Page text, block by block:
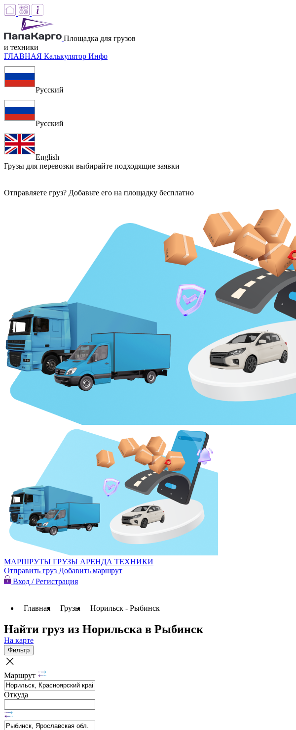
Площадка для грузов
и техники
ГЛАВНАЯ Калькулятор Инфо
Русский
Русский
English
Грузы для перевозки выбирайте подходящие заявки
Отправляете груз? Добавьте его на площадку бесплатно
МАРШРУТЫ ГРУЗЫ АРЕНДА ТЕХНИКИ
Отправить груз Добавить маршрут
Вход / Регистрация
Главная Грузы Норильск - Рыбинск
Найти груз из Норильска в Рыбинск
На карте
Фильтр
Маршрут
Откуда